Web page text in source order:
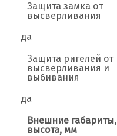
Защита замка от
высверливания
да
Защита ригелей от
высверливания и
выбивания
да
Внешние габариты,
высота, мм